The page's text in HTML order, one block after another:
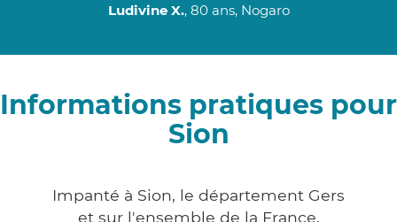
Ludivine X., 80 ans, Nogaro
Informations pratiques pour
Sion
Impanté à Sion, le département Gers
et sur l'ensemble de la France,